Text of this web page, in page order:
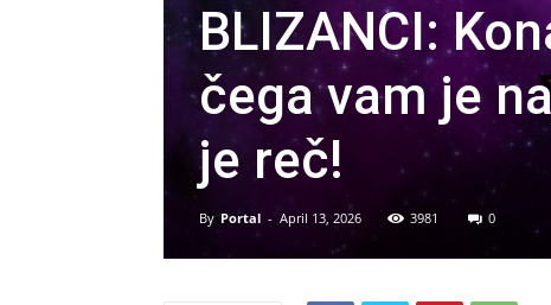
BLIZANCI:
čega vam je
je reč!
By Portal - April 13, 2026 3981 0